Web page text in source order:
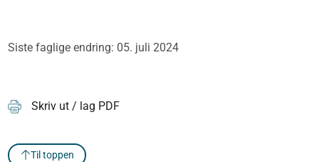
Siste faglige endring: 05. juli 2024
Skriv ut / lag PDF
Til toppen